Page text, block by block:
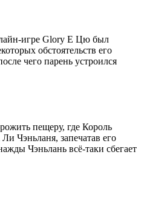
игре Glory Е Цю был
обстоятельств его
чего парень устроился
пещеру, где Король
Чэньланя, запечатав его
Чэньлань всё-таки сбегает